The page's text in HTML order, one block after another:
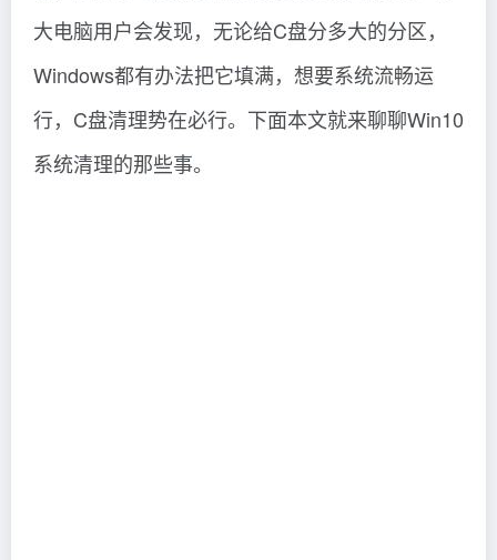
大电脑用户会发现，无论给C盘分多大的分区，
Windows都有办法把它填满，想要系统流畅运
行，C盘清理势在必行。下面本文就来聊聊Win10
系统清理的那些事。